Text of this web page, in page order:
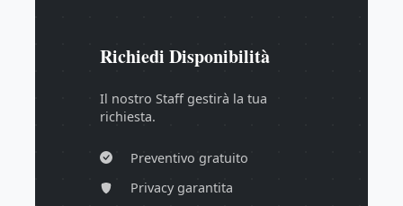
Richiedi Disponibilità
Il nostro Staff gestirà la tua
richiesta.
Preventivo gratuito
Privacy garantita